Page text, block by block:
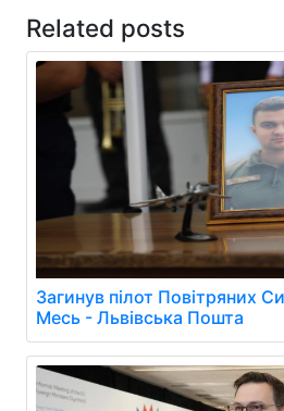
Related posts
Загинув пілот Повітряних
Месь - Львівська Пошта